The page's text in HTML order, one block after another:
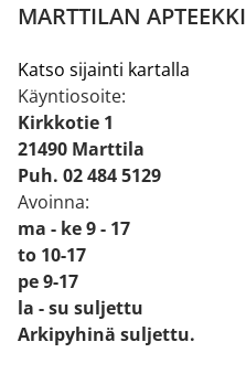
MARTTILAN APTEEKKI
Katso sijainti kartalla
Käyntiosoite:
Kirkkotie 1
21490 Marttila
Puh. 02 484 5129
Avoinna:
ma - ke 9 - 17
to 10-17
pe 9-17
la - su suljettu
Arkipyhinä suljettu.